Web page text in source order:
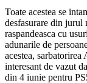
Toate acestea se
desfasurare din jurul
raspandeasca cu
adunarile de
acestea,
interesant de vazut
din 4 iunie pentru